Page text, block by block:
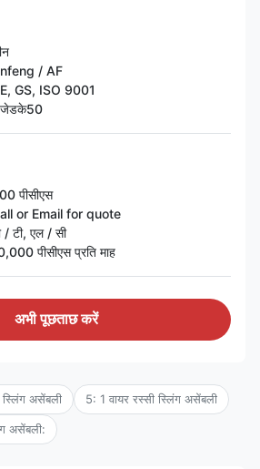
/ AF
GS, ISO 9001
पीसीएस
or Email for quote
/ टी, एल / सी
पीसीएस प्रति माह
अभी पूछताछ करें
स्लिंग असेंबली 5: 1 वायर रस्सी स्लिंग असेंबली
असेंबली: